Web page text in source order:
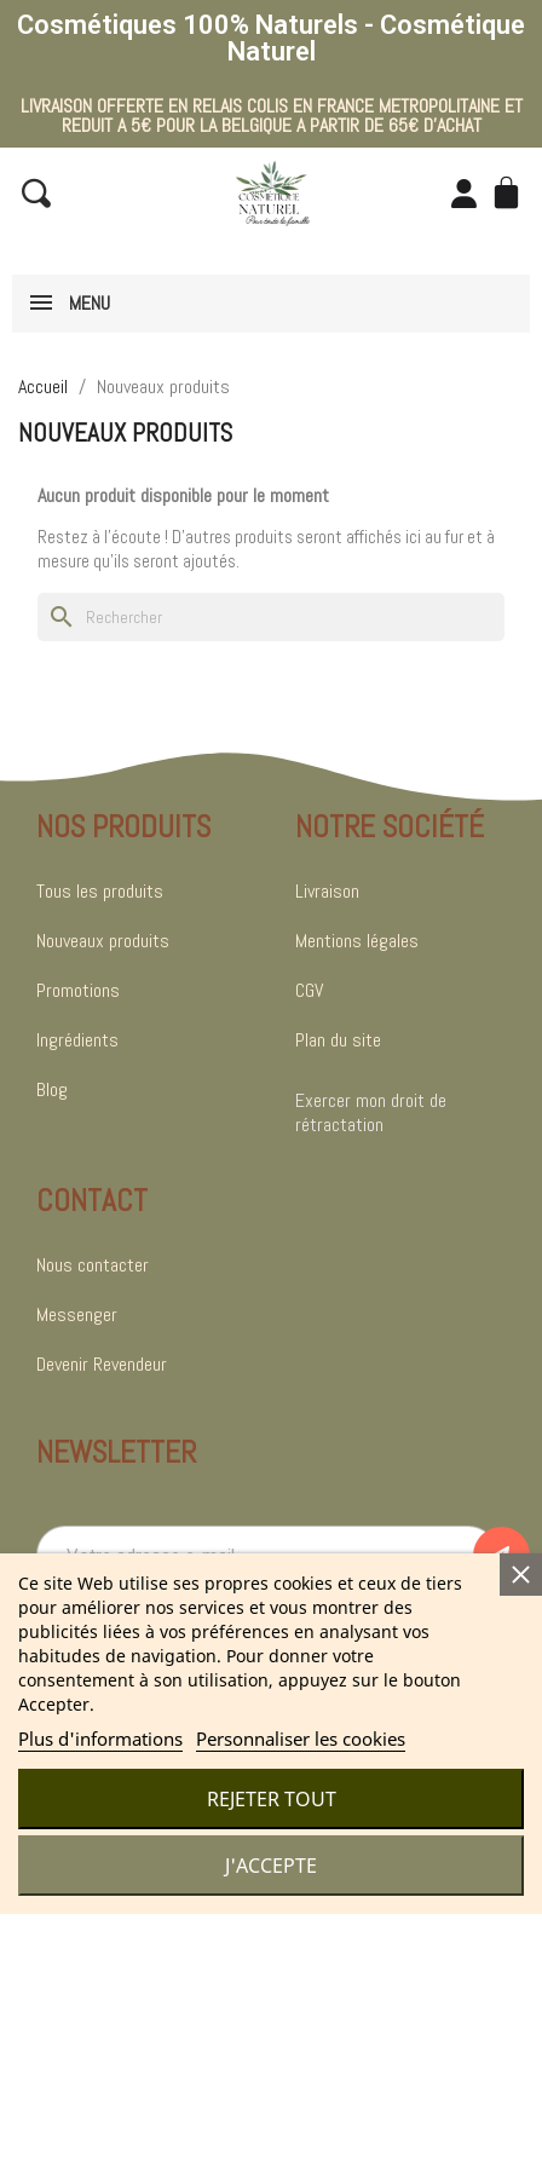
Cosmétiques 100% Naturels - Cosmétique
Naturel
LIVRAISON OFFERTE EN RELAIS COLIS EN FRANCE METROPOLITAINE ET
REDUIT A 5€ POUR LA BELGIQUE A PARTIR DE 65€ D'ACHAT
MENU
Accueil Nouveaux produits
NOUVEAUX PRODUITS
Aucun produit disponible pour le moment
Restez à l'écoute ! D'autres produits seront affichés ici au fur et à
mesure qu'ils seront ajoutés.
search
NOS PRODUITS
Tous les produits
Nouveaux produits
Promotions
Ingrédients
Blog
NOTRE SOCIÉTÉ
Livraison
Mentions légales
CGV
Plan du site
Exercer mon droit de
rétractation
CONTACT
Nous contacter
Messenger
Devenir Revendeur
NEWSLETTER
En vous abonnant à notre newsletter vous acceptez notre politique de
confidentialité.
2025 Cosmétique Naturel France – Soins & bien-être 100 %
naturels
Ce site Web utilise ses propres cookies et ceux de tiers
pour améliorer nos services et vous montrer des
publicités liées à vos préférences en analysant vos
habitudes de navigation. Pour donner votre
consentement à son utilisation, appuyez sur le bouton
Accepter.
Plus d'informations Personnaliser les cookies
REJETER TOUT
J'ACCEPTE